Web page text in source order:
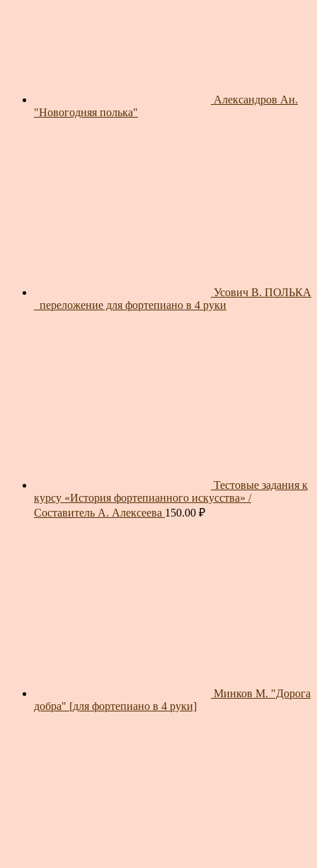
Александров Ан.
"Новогодняя полька"
Усович В. ПОЛЬКА
_переложение для фортепиано в 4 руки
Тестовые задания к
курсу «История фортепианного искусства» /
Составитель А. Алексеева 150.00 ₽
Минков М. "Дорога
добра" [для фортепиано в 4 руки]